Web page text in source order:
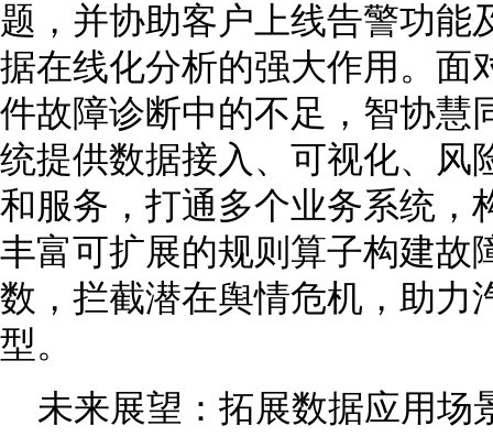
题，并协助客户上线告警功能
据在线化分析的强大作用。面
件故障诊断中的不足，智协慧
统提供数据接入、可视化、风
和服务，打通多个业务系统，
丰富可扩展的规则算子构建故
数，拦截潜在舆情危机，助力
型。
未来展望：拓展数据应用场